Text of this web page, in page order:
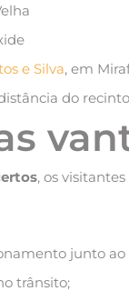
e Silva, em
do recinto
, os
junto ao
trânsito;